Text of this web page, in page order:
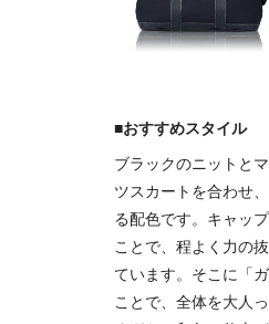
■おすすめスタイル
ブラックのニットと
ツスカートを合わせ
る配色です。キャッ
ことで、程よく力の
ています。そこに「
ことで、全体を大人